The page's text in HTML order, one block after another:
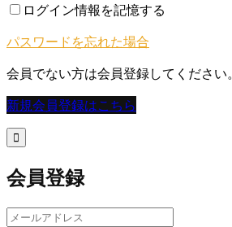
ログイン情報を記憶する
パスワードを忘れた場合
会員でない方は会員登録してください。
新規会員登録はこちら

会員登録